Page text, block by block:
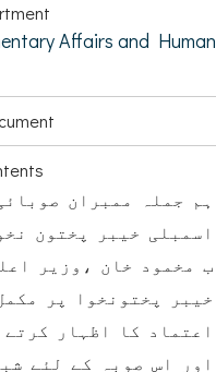
Affairs and Human
ہم جملہ ممبران
اسمبلی خیبر پختون
ب مخمود خان ،وزیر
خیبر پختونخوا پر
اعتماد کا اظہار کرتے
اور اس صوبہ کے لئے